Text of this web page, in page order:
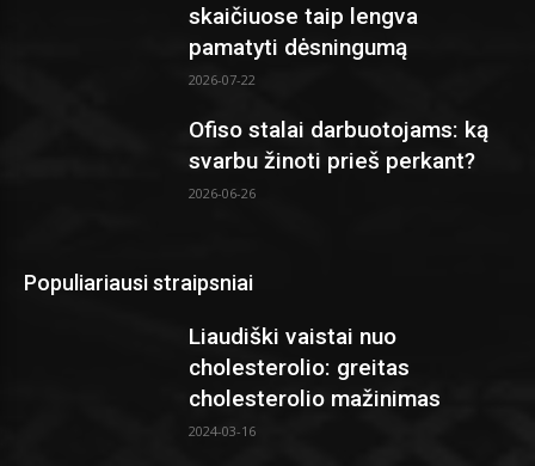
skaičiuose taip lengva
pamatyti dėsningumą
2026-07-22
Ofiso stalai darbuotojams: ką
svarbu žinoti prieš perkant?
2026-06-26
Populiariausi straipsniai
Liaudiški vaistai nuo
cholesterolio: greitas
cholesterolio mažinimas
2024-03-16